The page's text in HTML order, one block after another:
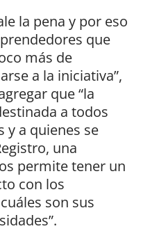
la pena y por eso
que
más de
a la iniciativa”,
que “la
a todos
y a quienes se
una
permite tener un
con los
son sus